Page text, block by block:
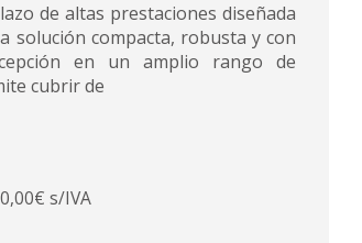
de altas prestaciones diseñada
solución compacta, robusta y con
en un amplio rango de
cubrir de
s/IVA